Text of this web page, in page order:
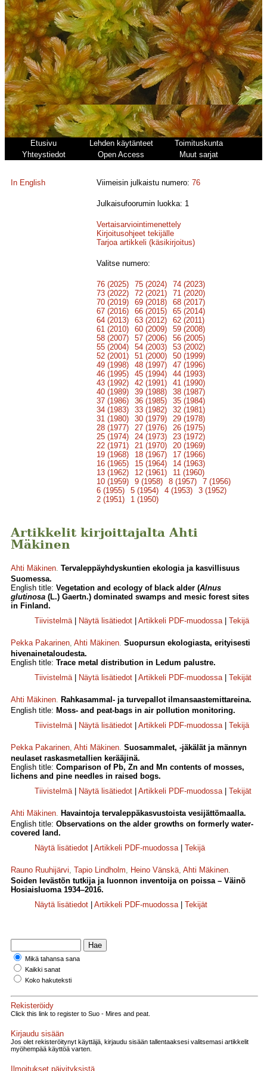
Etusivu Lehden käytänteet
Toimituskunta
Yhteystiedot
Open Access Muut sarjat
In English Viimeisin julkaistu numero:76
Julkaisufoorumin luokka: 1
Vertaisarviointimenettely
Kirjoitusohjeet tekijälle
Tarjoa artikkeli (käsikirjoitus)
Valitse numero:
76 (2025) 75 (2024)
74 (2023)
73 (2022)
72 (2021)
71 (2020)
70 (2019)
69 (2018)
68 (2017)
67 (2016)
66 (2015)
65 (2014)
64 (2013)
63 (2012)
62 (2011)
61 (2010)
60 (2009)
59 (2008)
58 (2007)
57 (2006)
56 (2005)
55 (2004)
54 (2003)
53 (2002)
52 (2001)
51 (2000)
50 (1999)
49 (1998)
48 (1997)
47 (1996)
46 (1995)
45 (1994)
44 (1993)
43 (1992)
42 (1991)
41 (1990)
40 (1989)
39 (1988)
38 (1987)
37 (1986)
36 (1985)
35 (1984)
34 (1983)
33 (1982)
32 (1981)
31 (1980)
30 (1979)
29 (1978)
28 (1977)
27 (1976)
26 (1975)
25 (1974)
24 (1973)
23 (1972)
22 (1971)
21 (1970)
20 (1969)
19 (1968)
18 (1967)
17 (1966)
16 (1965)
15 (1964)
14 (1963)
13 (1962)
12 (1961)
11 (1960)
10 (1959)
9 (1958) 8 (1957)
7 (1956)
6 (1955)
5 (1954) 4 (1953)
3 (1952)
2 (1951)
1 (1950)
Artikkelit kirjoittajalta Ahti
Mäkinen
Ahti Mäkinen. Tervaleppäyhdyskuntien ekologia ja kasvillisuus
Suomessa.
English title: Vegetation and ecology of black alder (Alnus
glutinosa (L.) Gaertn.) dominated swamps and mesic forest sites
in Finland.
Tiivistelmä| Näytä lisätiedot Artikkeli PDF-muodossa| Tekijä
Pekka Pakarinen, Ahti Mäkinen. Suopursun ekologiasta, erityisesti
hivenainetaloudesta.
English title: Trace metal distribution in Ledum palustre.
Tiivistelmä| Näytä lisätiedot Artikkeli PDF-muodossa| Tekijät
Ahti Mäkinen. Rahkasammal- ja turvepallot ilmansaastemittareina.
English title: Moss- and peat-bags in air pollution monitoring.
Tiivistelmä| Näytä lisätiedot Artikkeli PDF-muodossa| Tekijä
Pekka Pakarinen, Ahti Mäkinen. Suosammalet, -jäkälät ja männyn
neulaset raskasmetallien kerääjinä.
English title: Comparison of Pb, Zn and Mn contents of mosses,
lichens and pine needles in raised bogs.
Tiivistelmä| Näytä lisätiedot Artikkeli PDF-muodossa| Tekijät
Ahti Mäkinen. Havaintoja tervaleppäkasvustoista vesijättömaalla.
English title: Observations on the alder growths on formerly water-
covered land.
Näytä lisätiedot
Artikkeli PDF-muodossa| Tekijä
Rauno Ruuhijärvi, Tapio Lindholm, Heino Vänskä, Ahti Mäkinen.
Soiden levästön tutkija ja luonnon inventoija on poissa – Väinö
Hosiaisluoma 1934–2016.
Näytä lisätiedot
Artikkeli PDF-muodossa| Tekijät
Mikä tahansa sana
Kaikki sanat
Koko hakuteksti
Rekisteröidy
Click this link to register to Suo - Mires and peat.
Kirjaudu sisään
Jos olet rekisteröitynyt käyttäjä, kirjaudu sisään tallentaaksesi valitsemasi artikkelit
myöhempää käyttöä varten.
Ilmoitukset päivityksistä